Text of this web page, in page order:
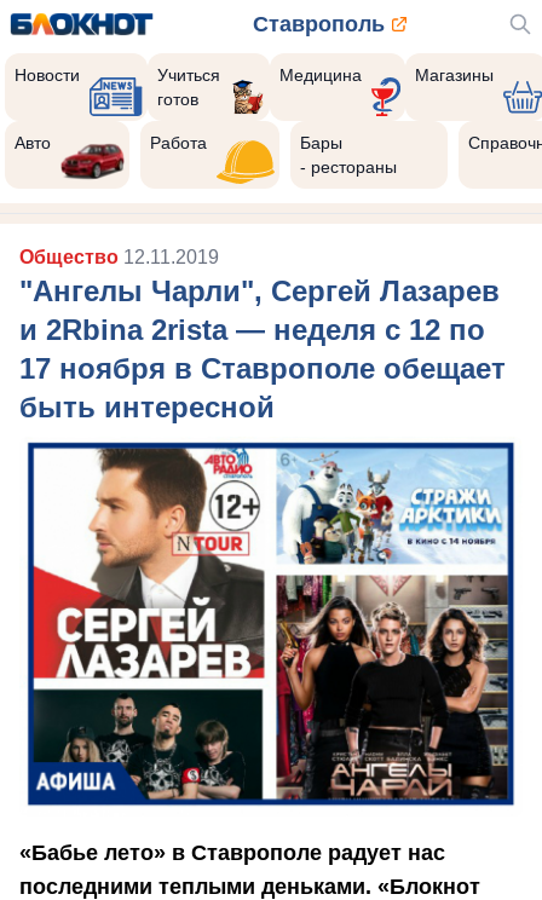
Ставрополь
Новости
Учиться
готов
Медицина Магазины
Авто Работа
Бары
- рестораны
Общество 12.11.2019
"Ангелы Чарли", Сергей Лазарев
и 2Rbina 2rista — неделя с 12 по
17 ноября в Ставрополе обещает
быть интересной
«Бабье лето» в Ставрополе радует нас
последними теплыми деньками. «Блокнот